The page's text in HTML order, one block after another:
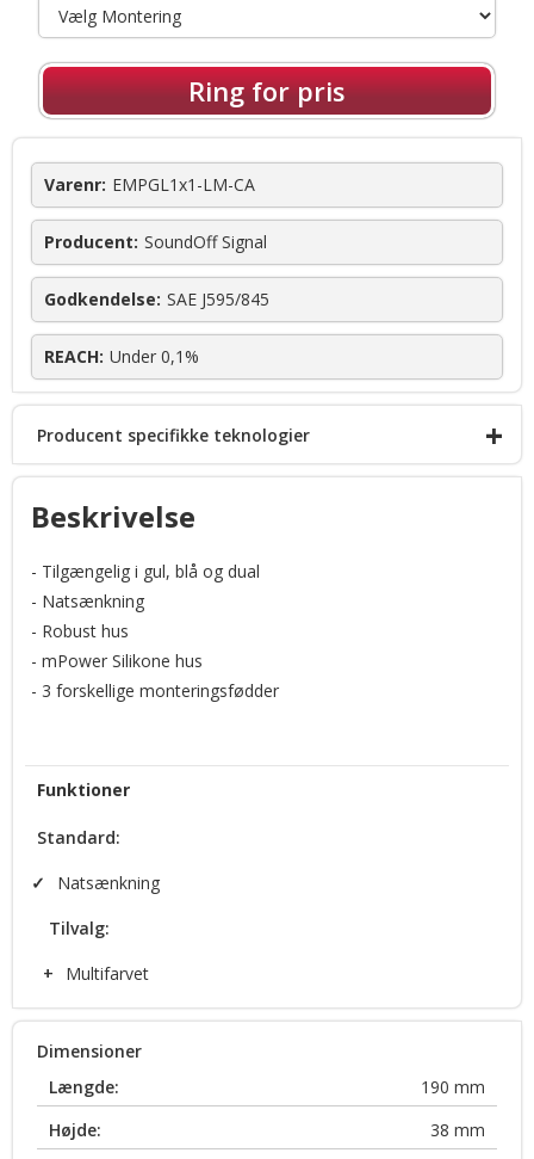
Ring for pris
Varenr: EMPGL1x1-LM-CA
Producent: SoundOff Signal
Godkendelse: SAE J595/845
REACH: Under 0,1%
Producent specifikke teknologier +
Beskrivelse
- Tilgængelig i gul, blå og dual
- Natsænkning
- Robust hus
- mPower Silikone hus
- 3 forskellige monteringsfødder
Funktioner
Standard:
✓
Natsænkning
Tilvalg:
+
Multifarvet
Dimensioner
Længde:
190 mm
Højde:
38 mm